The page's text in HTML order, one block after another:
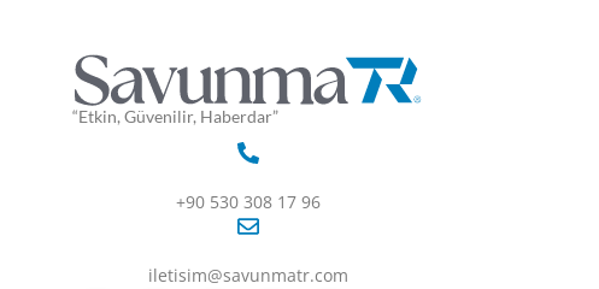
“Etkin, Güvenilir, Haberdar”
+90 530 308 17 96
iletisim@savunmatr.com